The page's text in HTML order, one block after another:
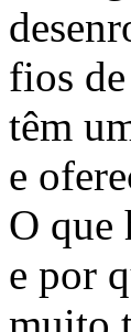
fios
têm
e
O que
e por